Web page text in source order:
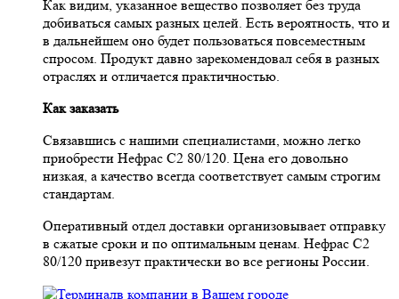
Как видим, указанное вещество позволяет без труда
добиваться самых разных целей. Есть вероятность, что и
в дальнейшем оно будет пользоваться повсеместным
спросом. Продукт давно зарекомендовал себя в разных
отраслях и отличается практичностью.
Как заказать
Связавшись с нашими специалистами, можно легко
приобрести Нефрас С2 80/120. Цена его довольно
низкая, а качество всегда соответствует самым строгим
стандартам.
Оперативный отдел доставки организовывает отправку
в сжатые сроки и по оптимальным ценам. Нефрас С2
80/120 привезут практически во все регионы России.